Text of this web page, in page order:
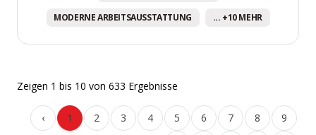
MODERNE ARBEITSAUSSTATTUNG ... +10 MEHR
Zeigen 1 bis 10 von 633 Ergebnisse
‹ 1 2 3 4 5 6 7 8
9